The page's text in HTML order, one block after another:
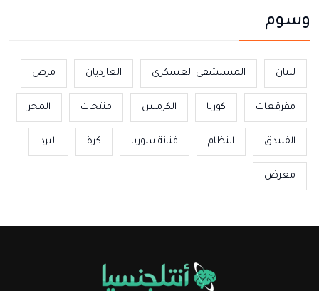
وسوم
لبنان المستشفى العسكري الغارديان مرض
مفرقعات كوريا الكرملين منتجات المجر
الفنيدق النظام فنانة سوريا كرة البرد
معرض